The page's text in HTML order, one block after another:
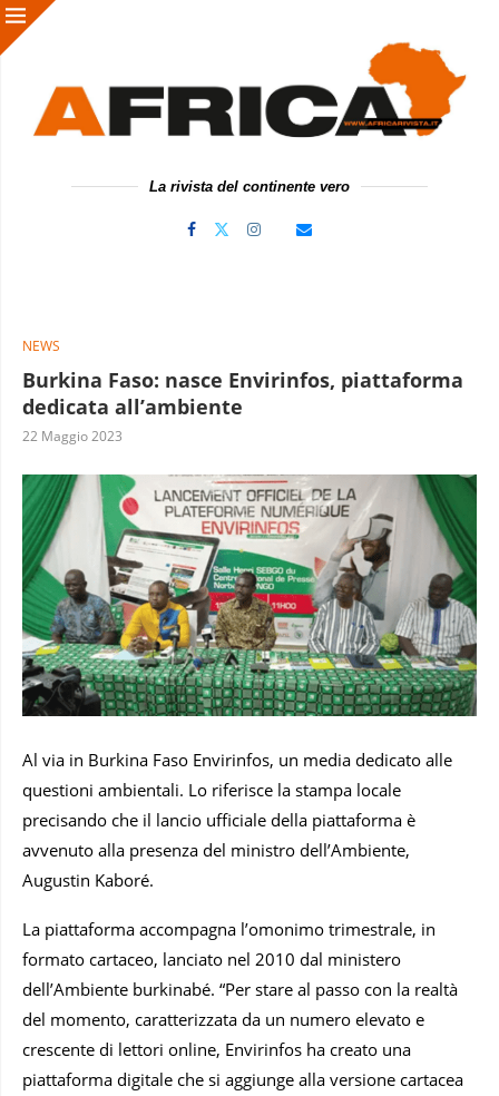
La rivista del continente vero
NEWS
Burkina Faso: nasce Envirinfos, piattaforma
dedicata all’ambiente
22 Maggio 2023
Al via in Burkina Faso Envirinfos, un media dedicato alle
questioni ambientali. Lo riferisce la stampa locale
precisando che il lancio ufficiale della piattaforma è
avvenuto alla presenza del ministro dell’Ambiente,
Augustin Kaboré.
La piattaforma accompagna l’omonimo trimestrale, in
formato cartaceo, lanciato nel 2010 dal ministero
dell’Ambiente burkinabé. “Per stare al passo con la realtà
del momento, caratterizzata da un numero elevato e
crescente di lettori online, Envirinfos ha creato una
piattaforma digitale che si aggiunge alla versione cartacea